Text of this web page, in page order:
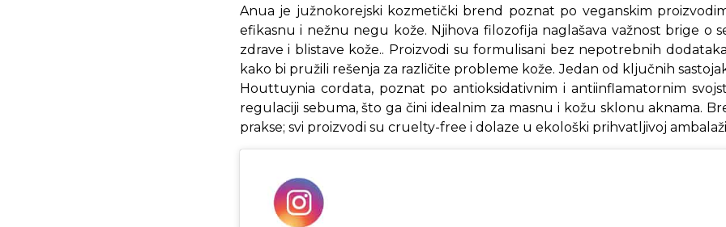
Anua je južnokorejski kozmetički brend poznat po veganskim
efikasnu i nežnu negu kože. Njihova filozofija naglašava važnost brige o
zdrave i blistave kože.. Proizvodi su formulisani bez nepotrebnih
kako bi pružili rešenja za različite probleme kože. Jedan od ključnih
Houttuynia cordata, poznat po antioksidativnim i antiinflamatornim
regulaciji sebuma, što ga čini idealnim za masnu i kožu sklonu aknama.
prakse; svi proizvodi su cruelty-free i dolaze u ekološki prihvatljivoj